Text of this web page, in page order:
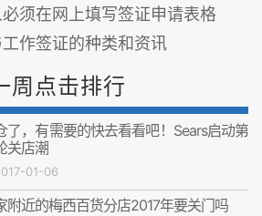
须在网上填写签证申请表格
作签证的种类和资讯
周点击排行
了，有需要的快去看看吧！Sears启动第
关店潮
01-06
附近的梅西百货分店2017年要关门吗